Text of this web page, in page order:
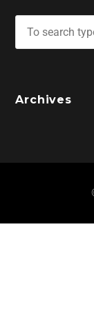
Archives